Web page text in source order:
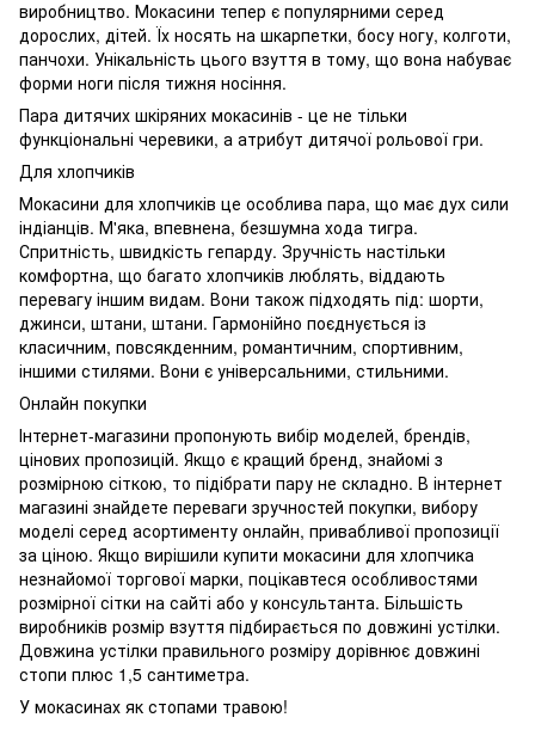
виробництво. Мокасини тепер є популярними серед
дорослих, дітей. Їх носять на шкарпетки, босу ногу, колготи,
панчохи. Унікальність цього взуття в тому, що вона набуває
форми ноги після тижня носіння.
Пара дитячих шкіряних мокасинів - це не тільки
функціональні черевики, а атрибут дитячої рольової гри.
Для хлопчиків
Мокасини для хлопчиків це особлива пара, що має дух сили
індіанців. М'яка, впевнена, безшумна хода тигра.
Спритність, швидкість гепарду. Зручність настільки
комфортна, що багато хлопчиків люблять, віддають
перевагу іншим видам. Вони також підходять під: шорти,
джинси, штани, штани. Гармонійно поєднується із
класичним, повсякденним, романтичним, спортивним,
іншими стилями. Вони є універсальними, стильними.
Онлайн покупки
Інтернет-магазини пропонують вибір моделей, брендів,
цінових пропозицій. Якщо є кращий бренд, знайомі з
розмірною сіткою, то підібрати пару не складно. В інтернет
магазині знайдете переваги зручностей покупки, вибору
моделі серед асортименту онлайн, привабливої пропозиції
за ціною. Якщо вирішили купити мокасини для хлопчика
незнайомої торгової марки, поцікавтеся особливостями
розмірної сітки на сайті або у консультанта. Більшість
виробників розмір взуття підбирається по довжині устілки.
Довжина устілки правильного розміру дорівнює довжині
стопи плюс 1,5 сантиметра.
У мокасинах як стопами травою!